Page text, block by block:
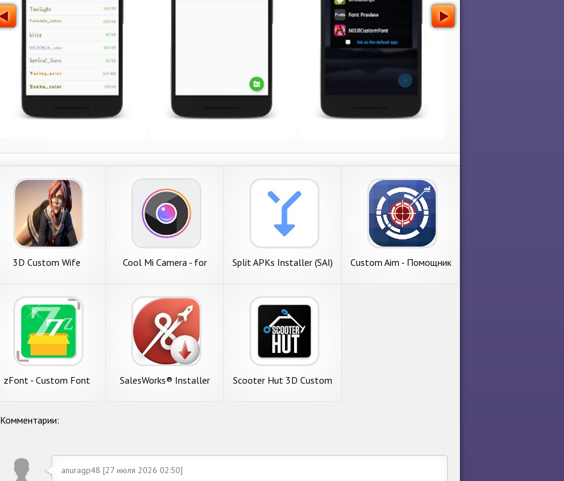
3D Custom Wife
Cool Mi Camera - for
Split APKs Installer (SAI)
Custom Aim - Помощник
zFont - Custom Font
SalesWorks® Installer
Scooter Hut 3D Custom
Комментарии:
anuragp48 [27 июля 2026 02:50]